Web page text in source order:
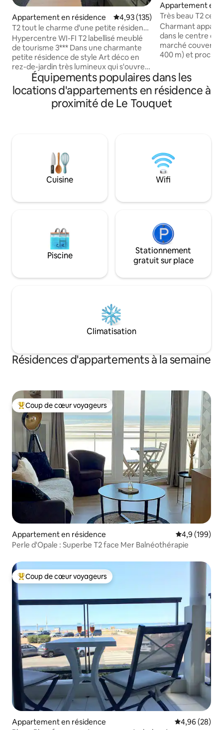
Appartement en résidence Évaluation moyenne sur la
4,93 (135)
T2 tout le charme d'une petite résidence
1930
Hypercentre WI-FI T2 labellisé meublé
de tourisme 3*** Dans une charmante
petite résidence de style Art déco en
rez-de-jardin très lumineux qui s'ouvre
dans sa cour intérieure arborée et
fleurie à l'abri des nuisances sonores de
la rue à 3 mn de la plage et - de 100 m de
la rue Saint Jean Cuisine super équipée
simples est possible
Appartement en
Très beau T2
m² parking
Charmant
dans le centre du
marché couvert,
400 m) et proche
ascenseur. WIFI
dégagée.
accès sécurisé.
canapé
Équipements populaires dans les
locations d'appartements en résidence à
proximité de Le Touquet
Cuisine Wifi
Piscine
Stationnement
gratuit sur place
Climatisation
Résidences d'appartements à la semaine
Coups de cœur voyageurs les plus appréciés
Coup de cœur voyageurs
Appartement en résidence Évaluation
4,9 (199)
Perle d'Opale : Superbe T2 face Mer Balnéothérapie
Coups de cœur voyageurs les plus appréciés
Coup de cœur voyageurs
Appartement en résidence Évaluation
4,96 (28)